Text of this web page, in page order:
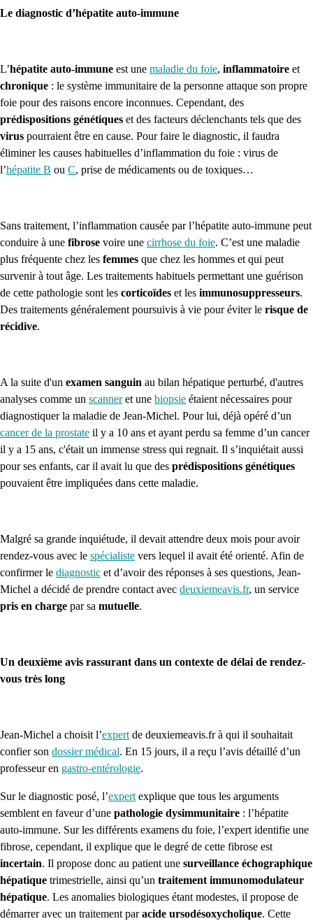
Le diagnostic d’hépatite auto-immune
L’hépatite auto-immune est une maladie du foie, inflammatoire et
chronique : le système immunitaire de la personne attaque son propre
foie pour des raisons encore inconnues. Cependant, des
prédispositions génétiques et des facteurs déclenchants tels que des
virus pourraient être en cause. Pour faire le diagnostic, il faudra
éliminer les causes habituelles d’inflammation du foie : virus de
l’hépatite B ou C, prise de médicaments ou de toxiques…
Sans traitement, l’inflammation causée par l’hépatite auto-immune peut
conduire à une fibrose voire une cirrhose du foie. C’est une maladie
plus fréquente chez les femmes que chez les hommes et qui peut
survenir à tout âge. Les traitements habituels permettant une guérison
de cette pathologie sont les corticoïdes et les immunosuppresseurs.
Des traitements généralement poursuivis à vie pour éviter le risque de
récidive.
A la suite d'un examen sanguin au bilan hépatique perturbé, d'autres
analyses comme un scanneret une biopsie étaient nécessaires pour
diagnostiquer la maladie de Jean-Michel. Pour lui, déjà opéré d’un
cancer de la prostate il y a 10 ans et ayant perdu sa femme d’un cancer
il y a 15 ans, c'était un immense stress qui regnait. Il s’inquiétait aussi
pour ses enfants, car il avait lu que des prédispositions génétiques
pouvaient être impliquées dans cette maladie.
Malgré sa grande inquiétude, il devait attendre deux mois pour avoir
rendez-vous avec le spécialiste vers lequel il avait été orienté. Afin de
confirmer le diagnostic et d’avoir des réponses à ses questions, Jean-
Michel a décidé de prendre contact avec deuxiemeavis.fr, un service
pris en charge par sa mutuelle.
Un deuxième avis rassurant dans un contexte de délai de rendez-
vous très long
Jean-Michel a choisit l’expertde deuxiemeavis.fr à qui il souhaitait
confier son dossier médical. En 15 jours, il a reçu l’avis détaillé d’un
professeur en gastro-entérologie.
Sur le diagnostic posé, l’expertexplique que tous les arguments
semblent en faveur d’une pathologie dysimmunitaire : l’hépatite
auto-immune. Sur les différents examens du foie, l’expert identifie une
fibrose, cependant, il explique que le degré de cette fibrose est
incertain. Il propose donc au patient une surveillance échographique
hépatique trimestrielle, ainsi qu’un traitement immunomodulateur
hépatique. Les anomalies biologiques étant modestes, il propose de
démarrer avec un traitement paracide ursodésoxycholique. Cette